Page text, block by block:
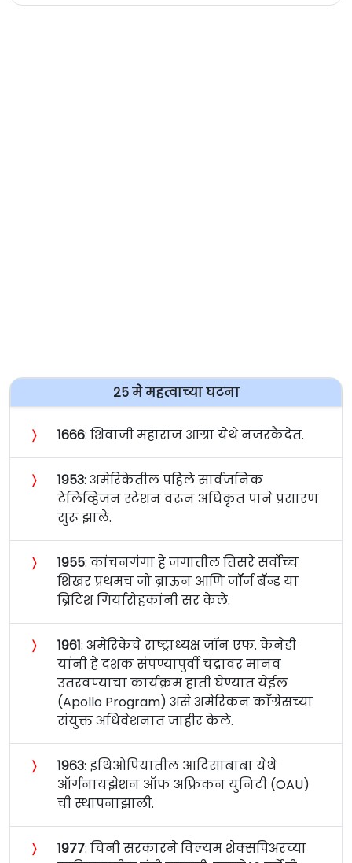
२५ मे महत्वाच्या घटना
〉 १६६६: शिवाजी महाराज आग्रा येथे नजरकैदेत.
〉 १९५३: अमेरिकेतील पहिले सार्वजनिक
टेलिव्हिजन स्टेशन वरून अधिकृत पाने प्रसारण
सुरू झाले.
〉 १९५५: कांचनगंगा हे जगातील तिसरे सर्वोच्‍च
शिखर प्रथमच जो ब्राऊन आणि जॉर्ज बॅन्ड या
ब्रिटिश गिर्यारोहकांनी सर केले.
〉 १९६१: अमेरिकेचे राष्ट्राध्यक्ष जॉन एफ. केनेडी
यांनी हे दशक संपण्यापुर्वी चंद्रावर मानव
उतरवण्याचा कार्यक्रम हाती घेण्यात येईल
(Apollo Program) असे अमेरिकन काँग्रेसच्या
संयुक्त अधिवेशनात जाहीर केले.
〉 १९६३: इथिओपियातील आदिसाबाबा येथे
ऑर्गनायझेशन ऑफ अफ्रिकन युनिटी (OAU)
ची स्थापनाझाली.
〉 १९७७: चिनी सरकारने विल्यम शेक्सपिअरच्या